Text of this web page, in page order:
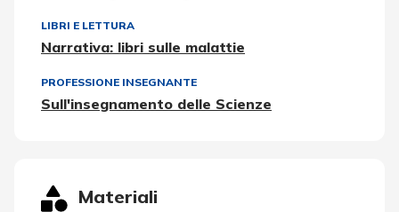
LIBRI E LETTURA
Narrativa: libri sulle malattie
PROFESSIONE INSEGNANTE
Sull'insegnamento delle Scienze
Materiali